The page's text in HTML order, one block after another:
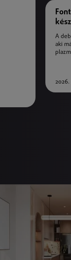
A
aki
2026.